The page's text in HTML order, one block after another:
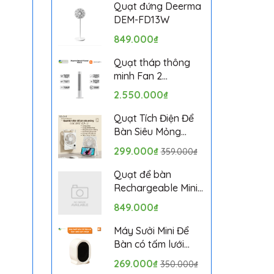
Bảo hành 1 tháng
Quạt đứng Deerma
DEM-FD13W
849.000₫
Quạt tháp thông
minh Fan 2
BPTS02DMU bản
quốc tế
2.550.000₫
Quạt Tích Điện Để
Bàn Siêu Mỏng
SOLOVE KP-11 với 6
Cấp Độ Gió, Màn
Hình LCD, Tích Hợp
Giá Đỡ Điện Thoại
299.000₫ 359.000₫
Quạt để bàn
Rechargeable Mini
Fan ZMYDFS01DM
849.000₫
Máy Sưởi Mini Để
Bàn có tấm lưới
cách nhiệt an toàn,
Quạt Sưởi Ấm Mini
269.000₫ 350.000₫